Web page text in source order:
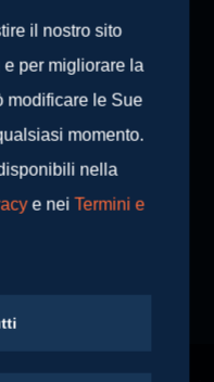
il nostro sito
per migliorare la
modificare le Sue
momento.
nella
e neiTermini e